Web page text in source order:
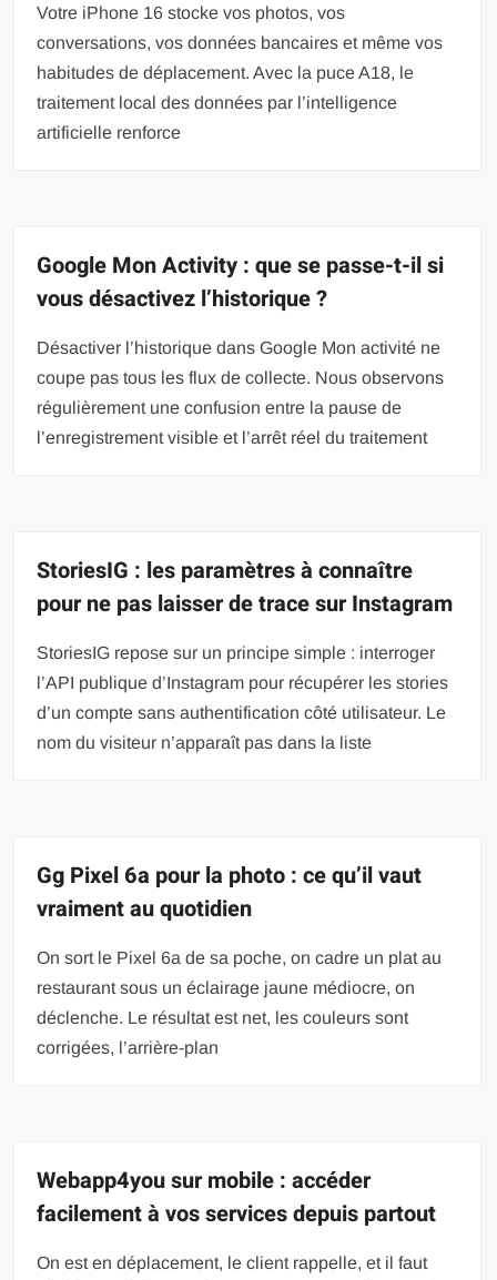
Votre iPhone 16 stocke vos photos, vos
conversations, vos données bancaires et même vos
habitudes de déplacement. Avec la puce A18, le
traitement local des données par l’intelligence
artificielle renforce
Google Mon Activity : que se passe-t-il si
vous désactivez l’historique ?
Désactiver l’historique dans Google Mon activité ne
coupe pas tous les flux de collecte. Nous observons
régulièrement une confusion entre la pause de
l’enregistrement visible et l’arrêt réel du traitement
StoriesIG : les paramètres à connaître
pour ne pas laisser de trace sur Instagram
StoriesIG repose sur un principe simple : interroger
l’API publique d’Instagram pour récupérer les stories
d’un compte sans authentification côté utilisateur. Le
nom du visiteur n’apparaît pas dans la liste
Gg Pixel 6a pour la photo : ce qu’il vaut
vraiment au quotidien
On sort le Pixel 6a de sa poche, on cadre un plat au
restaurant sous un éclairage jaune médiocre, on
déclenche. Le résultat est net, les couleurs sont
corrigées, l’arrière-plan
Webapp4you sur mobile : accéder
facilement à vos services depuis partout
On est en déplacement, le client rappelle, et il faut